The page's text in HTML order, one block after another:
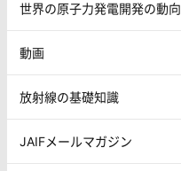
世界の原子力発電開発の動向
動画
放射線の基礎知識
JAIFメールマガジン